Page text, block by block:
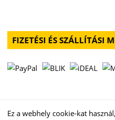
FIZETÉSI ÉS SZÁLLÍTÁSI
Ez a webhely cookie-kat